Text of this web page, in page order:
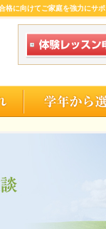
格に向けてご家庭を強力にサ